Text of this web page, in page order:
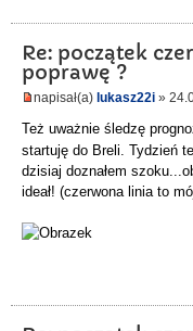
Re: początek
poprawę ?
napisał(a) lukasz22i »
Też uważnie śledzę
startuję do Breli. Tydzień
dzisiaj doznałem
ideał! (czerwona linia to